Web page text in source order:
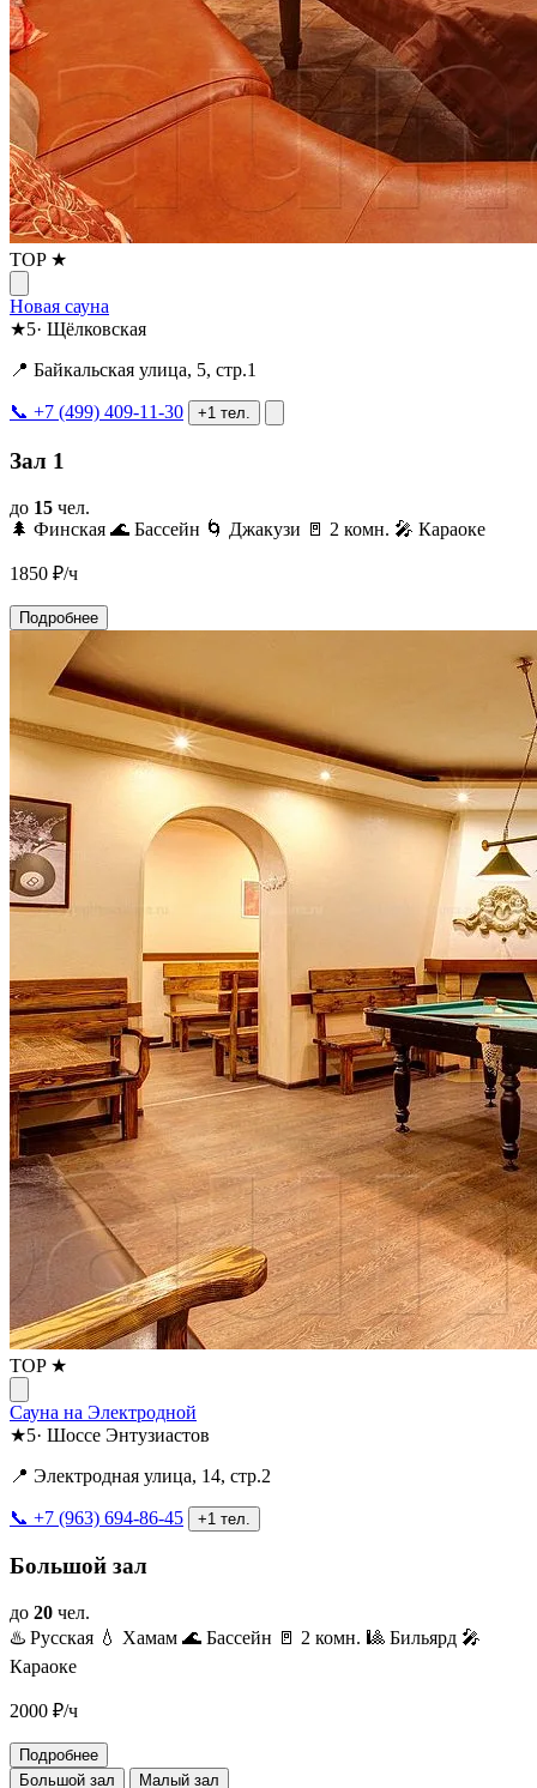
TOP ★
Новая сауна
★5· Щёлковская
📍 Байкальская улица, 5, стр.1
📞 +7 (499) 409-11-30 +1 тел.
Зал 1
до 15 чел.
🌲 Финская 🌊 Бассейн 🌀 Джакузи 🚪 2 комн. 🎤 Караоке
1850 ₽/ч
Подробнее
TOP ★
Сауна на Электродной
★5· Шоссе Энтузиастов
📍 Электродная улица, 14, стр.2
📞 +7 (963) 694-86-45 +1 тел.
Большой зал
до 20 чел.
♨️ Русская 💧 Хамам 🌊 Бассейн 🚪 2 комн. 🎱 Бильярд 🎤
Караоке
2000 ₽/ч
Подробнее
Большой зал
Малый зал